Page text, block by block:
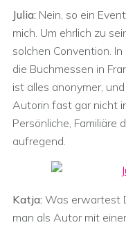
Julia: Nein, so ein
mich. Um ehrlich zu
solchen Convention.
die Buchmessen in
ist alles anonymer,
Autorin fast gar nicht
Persönliche, Familiäre
aufregend.
Katja: Was erwartest
man als Autor mit